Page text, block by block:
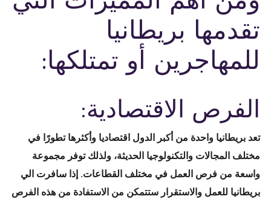
تقدمها بريطانيا
للمهاجرين أو تمتلكها:
الفرص الاقتصادية:
تعد بريطانيا واحدة من أكبر الدول اقتصاديا وأكثرها تطورًا في
مختلف المجالات والتكنولوجيا الحديثة، ولذلك توفر مجموعة
واسعة من فرص العمل في مختلف القطاعات. إذا سافرت الي
بريطانيا للعمل والاستقرار ستتمكن من الاستفادة من هذه الفرص